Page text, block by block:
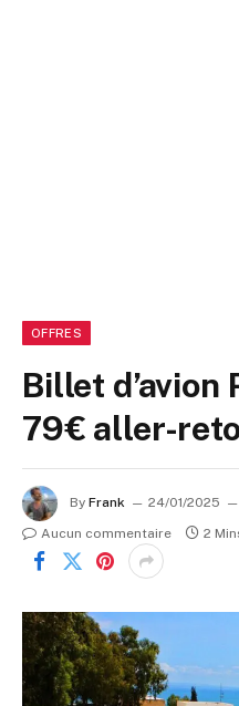
OFFRES
Billet d’avion
79€ aller-
By Frank 24/01/2025
Aucun commentaire
2